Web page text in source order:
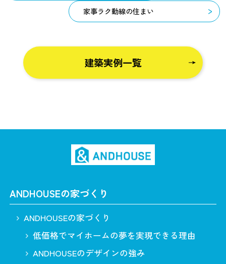
家事ラク動線の住まい
建築実例一覧
ANDHOUSEの家づくり
ANDHOUSEの家づくり
低価格でマイホームの夢を実現できる理由
ANDHOUSEのデザインの強み